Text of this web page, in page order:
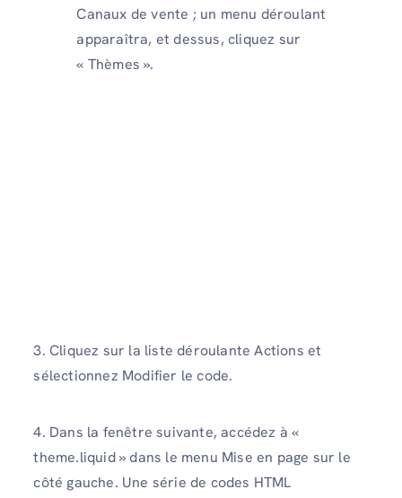
Canaux de vente ; un menu déroulant
apparaîtra, et dessus, cliquez sur
« Thèmes ».
3. Cliquez sur la liste déroulante Actions et
sélectionnez Modifier le code.
4. Dans la fenêtre suivante, accédez à «
theme.liquid » dans le menu Mise en page sur le
côté gauche. Une série de codes HTML